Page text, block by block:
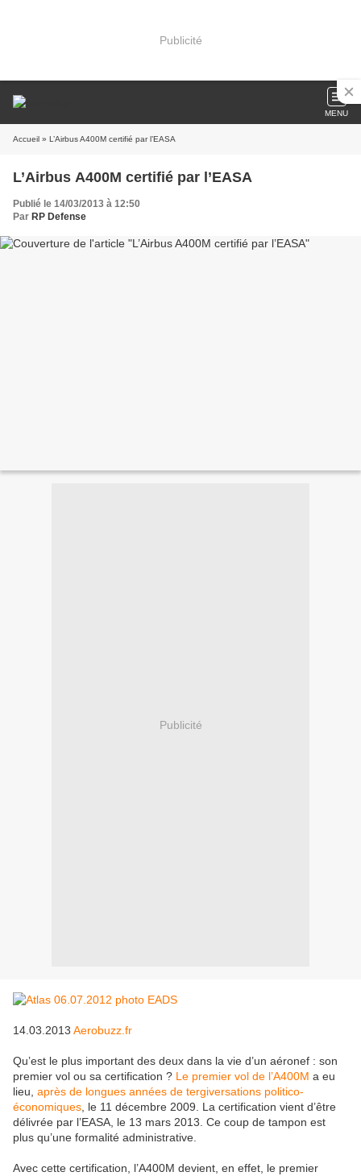
Publicité
MENU
Accueil » L’Airbus A400M certifié par l’EASA
L’Airbus A400M certifié par l’EASA
Publié le 14/03/2013 à 12:50
Par RP Defense
Publicité
14.03.2013 Aerobuzz.fr
Qu’est le plus important des deux dans la vie d’un aéronef : son
premier vol ou sa certification ? Le premier vol de l’A400M a eu
lieu, après de longues années de tergiversations politico-
économiques , le 11 décembre 2009. La certification vient d’être
délivrée par l’EASA, le 13 mars 2013. Ce coup de tampon est
plus qu’une formalité administrative.
Avec cette certification, l’A400M devient, en effet, le premier